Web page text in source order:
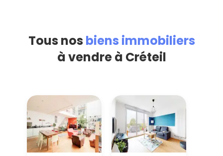
Tous nos biens immobiliers
à vendre à Créteil